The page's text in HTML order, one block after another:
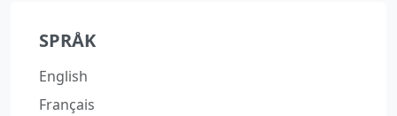
SPRÅK
English
Français